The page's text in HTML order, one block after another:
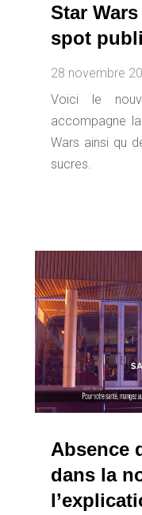
Star
spot
28 novembre
Voici le
accompagne
Wars ainsi qu
sucres.
Absence
dans la